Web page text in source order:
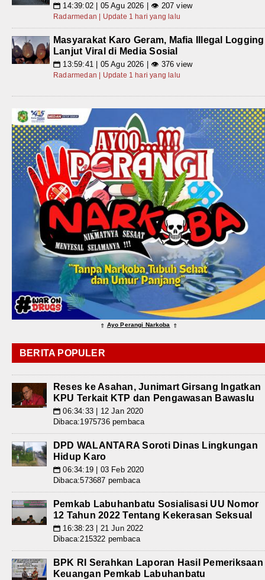
📅 14:39:02 | 05 Agu 2026 | 👁 207 view
Radarmedan | Update 1 hari yang lalu
Masyarakat Karo Geram, Mafia Illegal Logging
Lanjut Viral di Media Sosial
📅 13:59:41 | 05 Agu 2026 | 👁 376 view
Radarmedan | Update 1 hari yang lalu
⇑ Ayo Perangi Narkoba ⇑
BERITA POPULER
Reses ke Asahan, Junimart Girsang Ingatkan
KPU Terkait KTP dan Pengawasan Bawaslu
📅 06:34:33 | 12 Jan 2020
Dibaca:1975736 pembaca
DPD WALANTARA Soroti Dinas Lingkungan
Hidup Karo
📅 06:34:19 | 03 Feb 2020
Dibaca:573687 pembaca
Pemkab Labuhanbatu Sosialisasi UU Nomor
12 Tahun 2022 Tentang Kekerasan Seksual
📅 16:38:23 | 21 Jun 2022
Dibaca:215322 pembaca
BPK RI Serahkan Laporan Hasil Pemeriksaan
Keuangan Pemkab Labuhanbatu